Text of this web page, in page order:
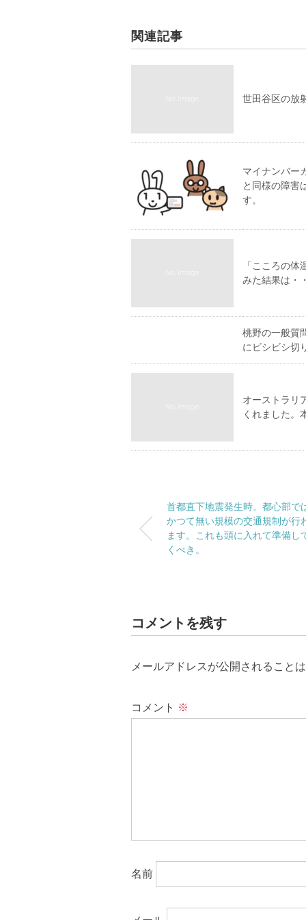
関連記事
世田谷区の放
マイナンバー
と同様の障害
す。
「こころの
みた結果は・
桃野の一般質
にビシビシ切
オーストラリ
くれました。
首都直下地震発生時。都心部で
かつて無い規模の交通規制が行
ます。これも頭に入れて準備し
くべき。
コメントを残す
メールアドレスが公開されること
コメント ※
名前